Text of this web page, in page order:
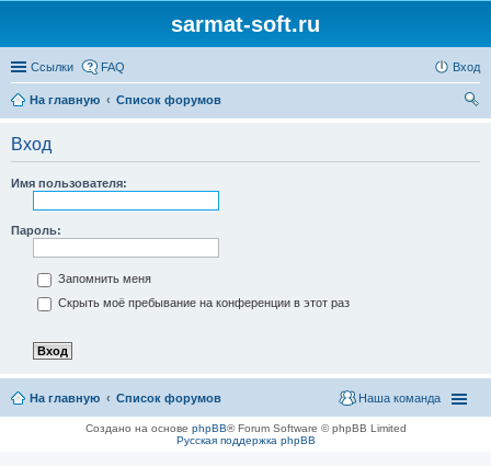
sarmat-soft.ru
Ссылки FAQ Вход
На главную
Список форумов
Вход
Имя пользователя:
Пароль:
Запомнить меня
Скрыть моё пребывание на конференции в этот раз
На главную Список форумов Наша команда
Создано на основе phpBB® Forum Software © phpBB Limited
Русская поддержка phpBB